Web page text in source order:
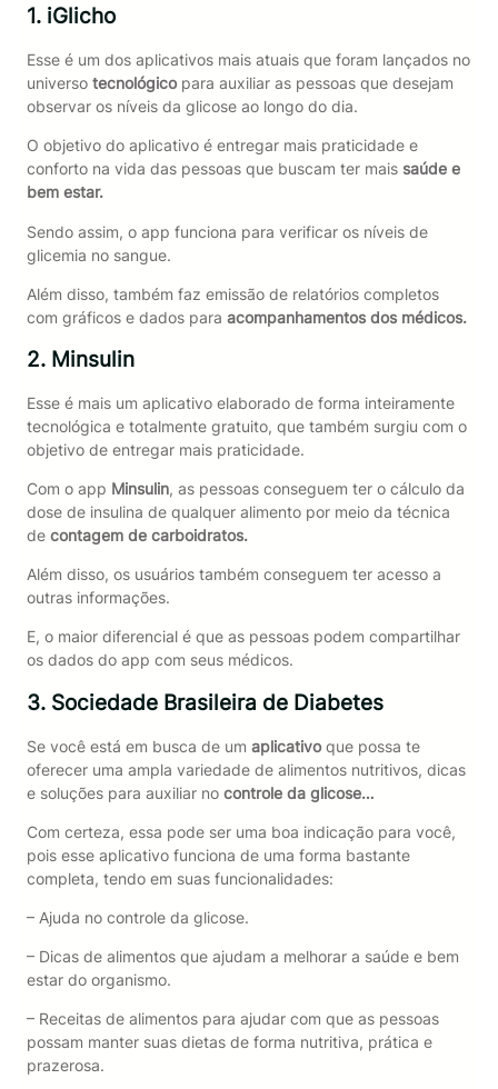
1. iGlicho
Esse é um dos aplicativos mais atuais que foram lançados no
universo tecnológicopara auxiliar as pessoas que desejam
observar os níveis da glicose ao longo do dia.
O objetivo do aplicativo é entregar mais praticidade e
conforto na vida das pessoas que buscam ter mais saúde e
bem estar.
Sendo assim, o app funciona para verificar os níveis de
glicemia no sangue.
Além disso, também faz emissão de relatórios completos
com gráficos e dados para acompanhamentos dos médicos.
2. Minsulin
Esse é mais um aplicativo elaborado de forma inteiramente
tecnológica e totalmente gratuito, que também surgiu com o
objetivo de entregar mais praticidade.
Com o app Minsulin, as pessoas conseguem ter o cálculo da
dose de insulina de qualquer alimento por meio da técnica
de contagem de carboidratos.
Além disso, os usuários também conseguem ter acesso a
outras informações.
E, o maior diferencial é que as pessoas podem compartilhar
os dados do app com seus médicos.
3. Sociedade Brasileira de Diabetes
Se você está em busca de um aplicativoque possa te
oferecer uma ampla variedade de alimentos nutritivos, dicas
e soluções para auxiliar no controle da glicose…
Com certeza, essa pode ser uma boa indicação para você,
pois esse aplicativo funciona de uma forma bastante
completa, tendo em suas funcionalidades:
– Ajuda no controle da glicose.
– Dicas de alimentos que ajudam a melhorar a saúde e bem
estar do organismo.
– Receitas de alimentos para ajudar com que as pessoas
possam manter suas dietas de forma nutritiva, prática e
prazerosa.